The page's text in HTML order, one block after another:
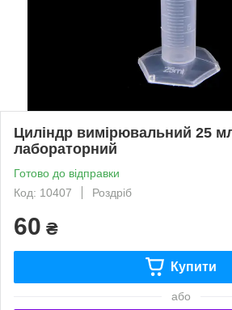
Циліндр вимірювальний 25
лабораторний
Готово до відправки
Код: 10407
Роздріб
60 ₴
Купити
або